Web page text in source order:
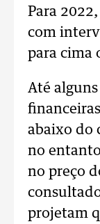
Para
com
para cima
Até
abaixo do
no
no preço
projetam